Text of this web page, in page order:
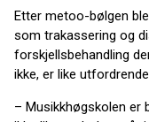
Etter metoo-bølgen
som trakassering og
forskjellsbehandling
ikke, er like
– Musikkhøgskolen er